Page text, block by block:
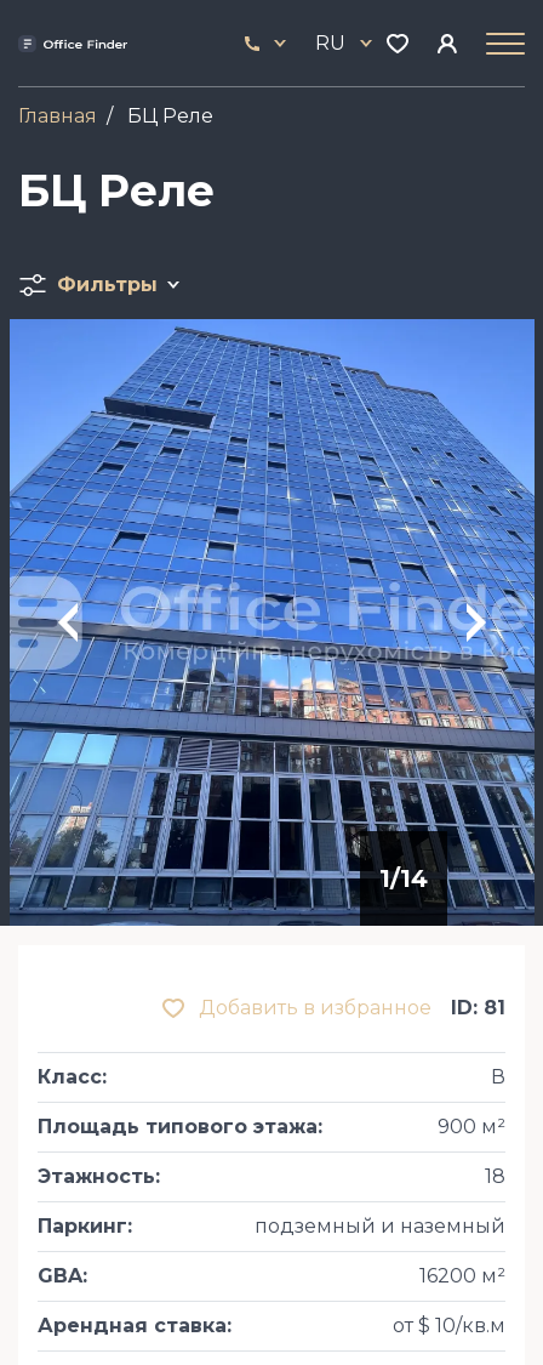
содержанию
444
17
RU
Главная БЦ Реле
БЦ Реле
Фильтры
1/14
Добавить в избранное ID: 81
Класс: В
Площадь типового этажа: 900 м²
Этажность: 18
Паркинг: подземный и наземный
GBA: 16200 м²
Арендная ставка: от $ 10/кв.м